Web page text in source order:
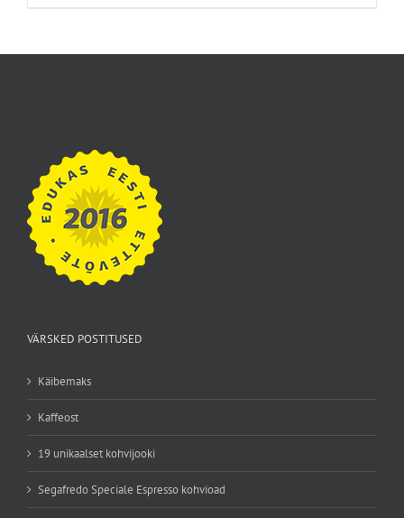
VÄRSKED POSTITUSED
Käibemaks
Kaffeost
19 unikaalset kohvijooki
Segafredo Speciale Espresso kohvioad